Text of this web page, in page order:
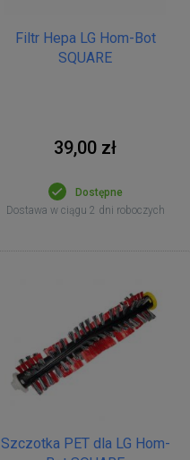
Filtr Hepa LG Hom-Bot
SQUARE
39,00 zł
Dostępne
Dostawa w ciągu 2 dni roboczych
Szczotka PET dla LG Hom-